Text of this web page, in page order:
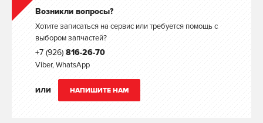
Возникли вопросы?
Хотите записаться на сервис или требуется помощь с
выбором запчастей?
+7 (926) 816-26-70
Viber, WhatsApp
ИЛИ НАПИШИТЕ НАМ